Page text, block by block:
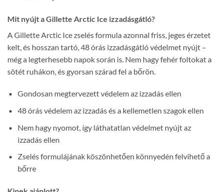
Mit nyújt a Gillette Arctic Ice izzadásgátló?
A Gillette Arctic Ice zselés formula azonnal friss, jeges érzetet
kelt, és hosszan tartó, 48 órás izzadásgátló védelmet nyújt –
még a legterhesebb napok során is. Nem hagy fehér foltokat a
sötét ruhákon, és gyorsan szárad fel a bőrön.
Gondosan megtervezett védelem az izzadás ellen
48 órás védelem az izzadás és a kellemetlen szagok ellen
Nem hagy nyomot, így láthatatlan védelmet nyújt az
izzadás ellen
Zselés formulájának köszönhetően könnyedén felvihető a
bőrre